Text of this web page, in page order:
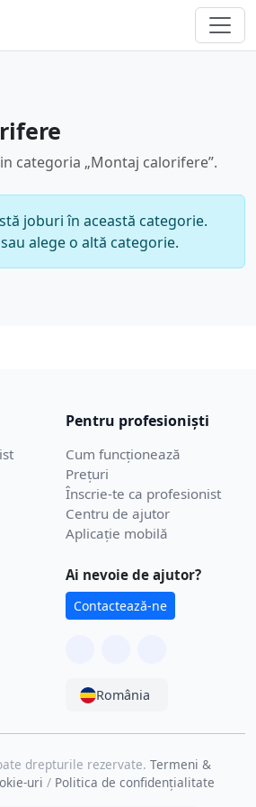
categoria „Montaj calorifere”.
joburi în această categorie.
alege o altă categorie.
Pentru profesioniști
Cum funcționează
Prețuri
Înscrie-te ca profesionist
Centru de ajutor
Aplicație mobilă
Ai nevoie de ajutor?
Contactează-ne
România
drepturile rezervate. Termeni &
uri / Politica de confidențialitate